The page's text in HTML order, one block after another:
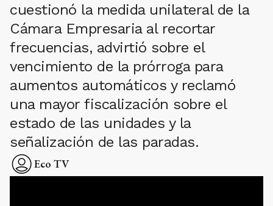
cuestionó la medida unilateral de la
Cámara Empresaria al recortar
frecuencias, advirtió sobre el
vencimiento de la prórroga para
aumentos automáticos y reclamó
una mayor fiscalización sobre el
estado de las unidades y la
señalización de las paradas.
Eco TV